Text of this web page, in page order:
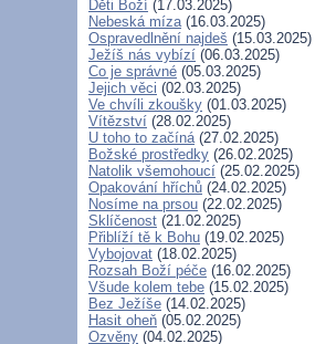
Děti Boží (17.03.2025)
Nebeská míza(16.03.2025)
Ospravedlnění najdeš (15.03.2025)
Ježíš nás vybízí (06.03.2025)
Co je správné (05.03.2025)
Jejich věci (02.03.2025)
Ve chvíli zkoušky (01.03.2025)
Vítězství (28.02.2025)
U toho to začíná(27.02.2025)
Božské prostředky (26.02.2025)
Natolik všemohoucí (25.02.2025)
Opakování hříchů (24.02.2025)
Nosíme na prsou (22.02.2025)
Sklíčenost (21.02.2025)
Přiblíží tě k Bohu (19.02.2025)
Vybojovat (18.02.2025)
Rozsah Boží péče (16.02.2025)
Všude kolem tebe (15.02.2025)
Bez Ježíše (14.02.2025)
Hasit oheň (05.02.2025)
Ozvěny (04.02.2025)